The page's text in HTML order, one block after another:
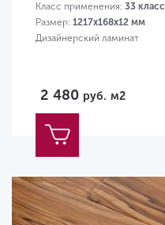
Класс применения: 33 класс
Размер: 1217х168х12 мм
Дизайнерский ламинат
2 480 руб. м2